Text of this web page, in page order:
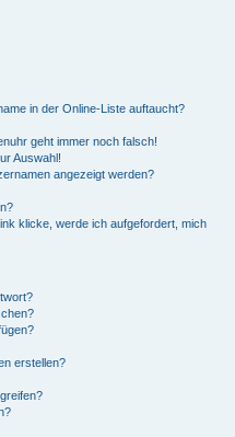
in der Online-Liste auftaucht?
geht immer noch falsch!
Auswahl!
angezeigt werden?
klicke, werde ich aufgefordert, mich
erstellen?